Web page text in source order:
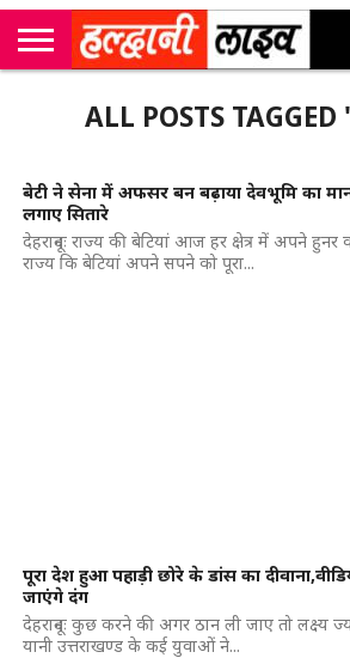
उत्तराखंड
मनोरंजन
सम्पादकीय
अलर्ट्सALL POSTS TAGGED
बेटी ने सेना में अफसर बन बढ़ाया देवभूमि का
लगाए सितारे
देहरादूनः राज्य की बेटियां आज हर क्षेत्र में अपने हुनर
राज्य कि बेटियां अपने सपने को पूरा...
पूरा देश हुआ पहाड़ी छोरे के डांस का
जाएंगे दंग
देहरादूनः कुछ करने की अगर ठान ली जाए तो लक्ष्य
यानी उत्तराखण्ड के कई युवाओं ने...